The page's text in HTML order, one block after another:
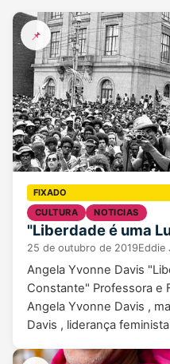
📌
CULTURA NOTICIAS
"Liberdade é uma
25 de outubro de 2019Eddie
Angela Yvonne Davis
Constante" Professora e
Angela Yvonne Davis ,
Davis , liderança